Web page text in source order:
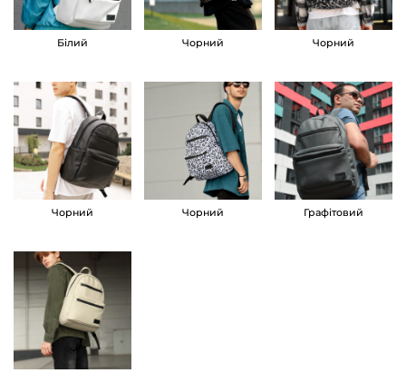
S
a
b
g
Z
a
r
S
M
ч
о
Білий Чорний Чорний
Чорний Чорний Графітовий